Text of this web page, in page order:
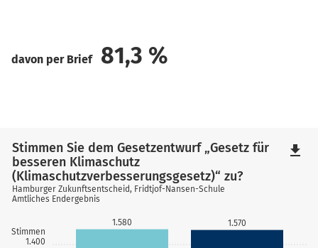
davon per Brief 81,3 %
1.400
Stimmen
1.580 1.570
Stimmen Sie dem Gesetzentwurf „Gesetz für
besseren Klimaschutz
(Klimaschutzverbesserungsgesetz)“ zu?
Hamburger Zukunftsentscheid, Fridtjof-Nansen-Schule
Amtliches Endergebnis
file_download